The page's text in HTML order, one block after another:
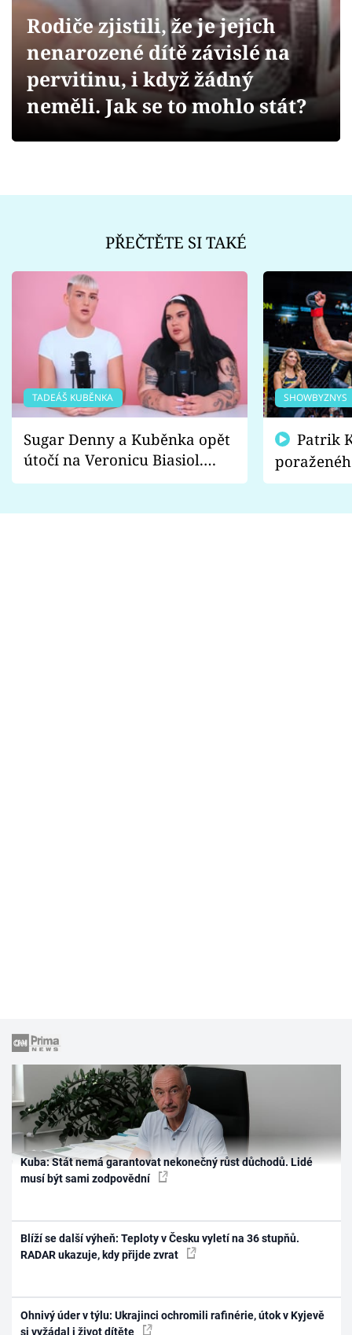
Sledujte prima+
Rodiče zjistili, že je jejich
nenarozené dítě závislé na
pervitinu, i když žádný
neměli. Jak se to mohlo stát?
PŘEČTĚTE SI TAKÉ
TADEÁŠ KUBĚNKA
Sugar Denny a Kuběnka opět
útočí na Veronicu Biasiol.
Proč je podle nich falešná a
SHOWBYZNYS
fanoušci
Kuba: Stát nemá garantovat nekonečný růst důchodů. Lidé
musí být sami zodpovědní
Blíží se další výheň: Teploty v Česku vyletí na 36 stupňů.
RADAR ukazuje, kdy přijde zvrat
Ohnivý úder v týlu: Ukrajinci ochromili rafinérie, útok v Kyjevě
si vyžádal i život dítěte